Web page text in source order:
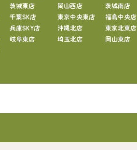
茨城東店 岡山西店
茨城南店
千葉SK店 東京中央東店
福島中央店
兵庫SKY店 沖縄北店
東京北東店
岐阜東店 埼玉北店
岡山東店